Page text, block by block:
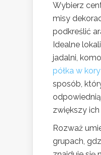
Wybierz
misy
podkreślić
Idealne
jadalni,
półka w
sposób,
zwiększy
Rozważ
grupach,